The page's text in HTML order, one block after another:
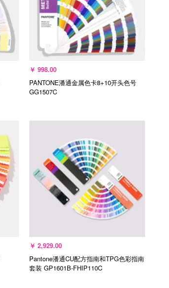
￥ 998.00
PANTONE潘通金属色卡8+10开头色号
GG1507C
加入购物车
￥ 2,929.00
Pantone潘通CU配方指南和TPG色彩指南
套装 GP1601B-FHIP110C